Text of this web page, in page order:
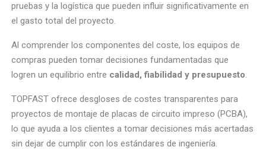
pruebas y la logística que pueden influir significativamente en
el gasto total del proyecto.
Al comprender los componentes del coste, los equipos de
compras pueden tomar decisiones fundamentadas que
logren un equilibrio entre calidad, fiabilidad y presupuesto.
TOPFAST ofrece desgloses de costes transparentes para
proyectos de montaje de placas de circuito impreso (PCBA),
lo que ayuda a los clientes a tomar decisiones más acertadas
sin dejar de cumplir con los estándares de ingeniería.